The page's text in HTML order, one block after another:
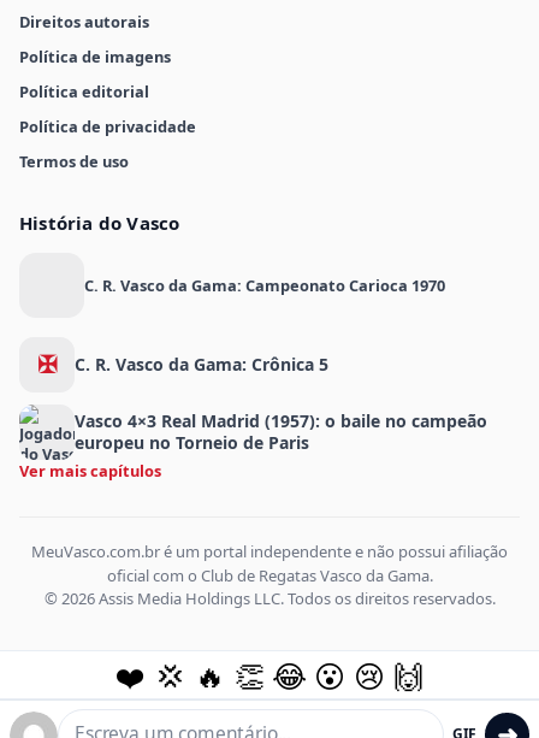
Direitos autorais
Política de imagens
Política editorial
Política de privacidade
Termos de uso
História do Vasco
C. R. Vasco da Gama: Campeonato Carioca 1970
✠ C. R. Vasco da Gama: Crônica 5
Vasco 4×3 Real Madrid (1957): o baile no campeão
europeu no Torneio de Paris
Ver mais capítulos
MeuVasco.com.br é um portal independente e não possui afiliação
oficial com o Club de Regatas Vasco da Gama.
© 2026 Assis Media Holdings LLC. Todos os direitos reservados.
GIF
❤️ 💢 🔥 👏 😂 😮 😢 🙌